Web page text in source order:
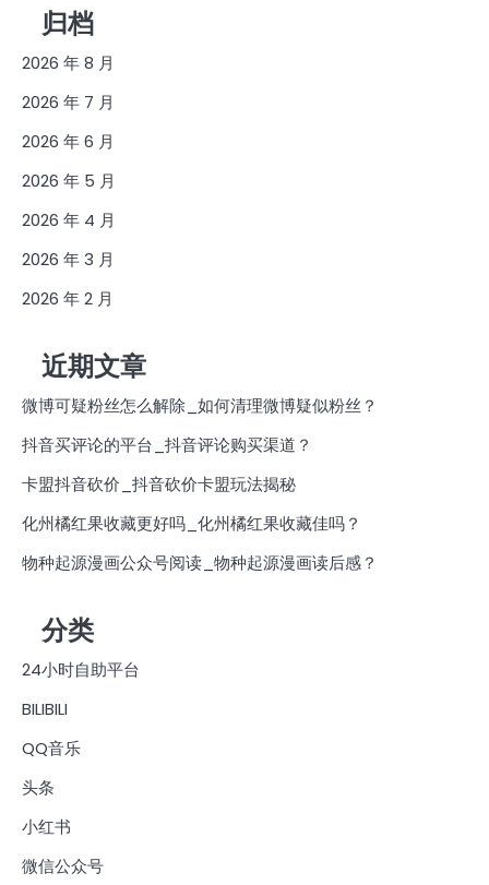
归档
2026 年 8 月
2026 年 7 月
2026 年 6 月
2026 年 5 月
2026 年 4 月
2026 年 3 月
2026 年 2 月
近期文章
微博可疑粉丝怎么解除_如何清理微博疑似粉丝？
抖音买评论的平台_抖音评论购买渠道？
卡盟抖音砍价_抖音砍价卡盟玩法揭秘
化州橘红果收藏更好吗_化州橘红果收藏佳吗？
物种起源漫画公众号阅读_物种起源漫画读后感？
分类
24小时自助平台
BILIBILI
QQ音乐
头条
小红书
微信公众号